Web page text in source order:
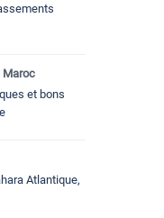
Maroc
et bons
Atlantique,